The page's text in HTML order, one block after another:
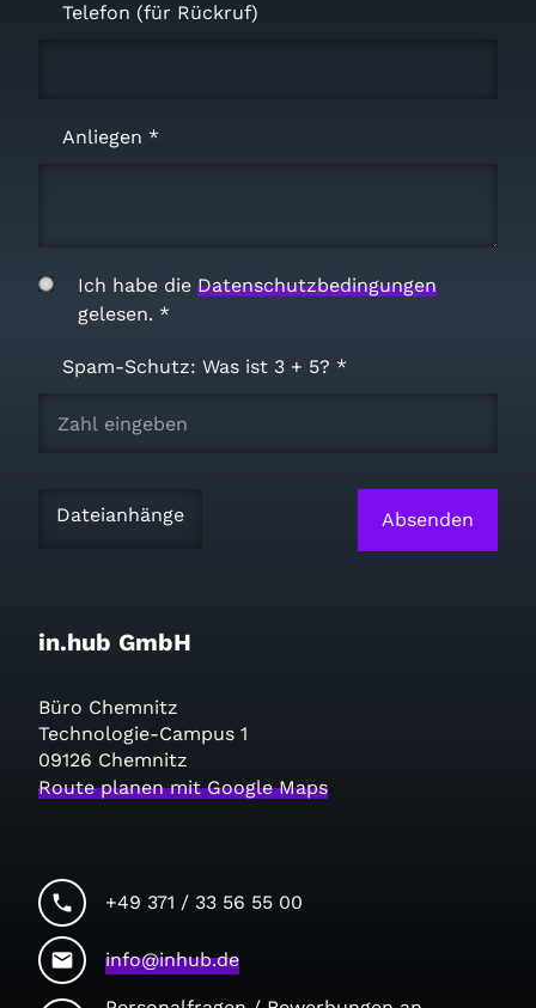
Telefon (für Rückruf)
Anliegen
Ich habe die Datenschutzbedingungen
gelesen.
Spam-Schutz: Was ist 3 + 5?
Dateianhänge Absenden
in.hub GmbH
Büro Chemnitz
Technologie-Campus 1
09126 Chemnitz
Route planen mit Google Maps
phone +49 371 / 33 56 55 00
mail info@inhub.de